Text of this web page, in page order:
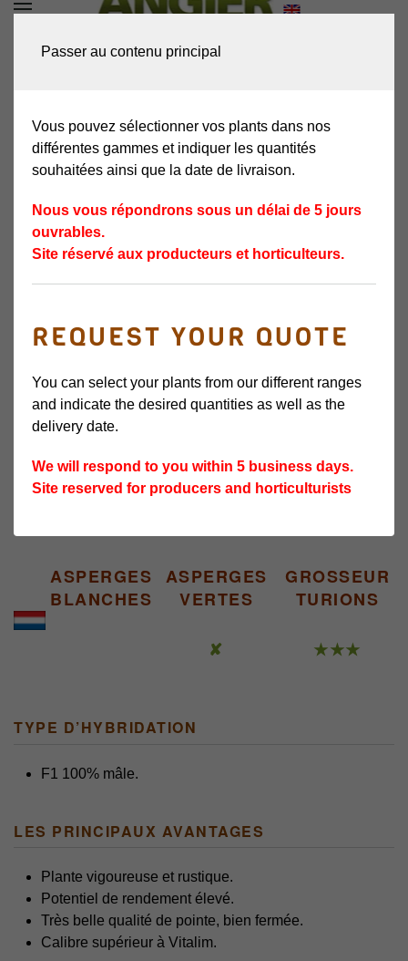
Passer au contenu principal
ASPALIM
VARIÉTÉ PRÉCOCE
ASPERGES
BLANCHES
ASPERGES
VERTES
GROSSEUR
TURIONS
✘ ★★★
TYPE D’HYBRIDATION
F1 100% mâle.
LES PRINCIPAUX AVANTAGES
Plante vigoureuse et rustique.
Potentiel de rendement élevé.
Très belle qualité de pointe, bien fermée.
Calibre supérieur à Vitalim.
DEMANDEZ VOTRE
Vous pouvez sélectionner vos plants dans nos
différentes gammes et indiquer les quantités
souhaitées ainsi que la date de livraison.
Nous vous répondrons sous un délai de 5 jours
ouvrables.
Site réservé aux producteurs et horticulteurs.
REQUEST YOUR QUOTE
You can select your plants from our different ranges
and indicate the desired quantities as well as the
delivery date.
We will respond to you within 5 business days.
Site reserved for producers and horticulturists